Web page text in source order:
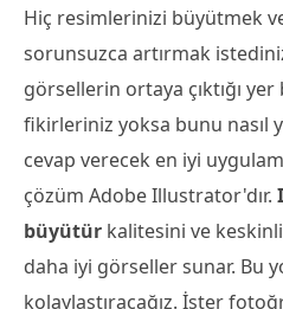
Hiç resimlerinizi büyütmek
sorunsuzca artırmak
görsellerin ortaya çıktığı yer
fikirleriniz yoksa bunu nasıl
cevap verecek en iyi
çözüm Adobe Illustrator'dır.
büyütür kalitesini ve
daha iyi görseller sunar. Bu
kolaylaştıracağız. İster